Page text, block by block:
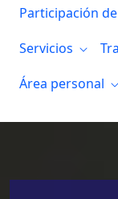
Participación
Servicios
Área personal